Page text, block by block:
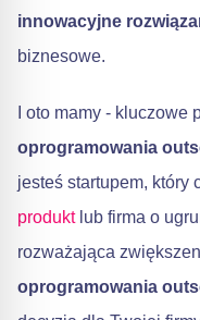
innowacyjne
biznesowe.
I oto mamy - kluczowe
oprogramowania
jesteś startupem, który
produktlub firma o
rozważająca
oprogramowania